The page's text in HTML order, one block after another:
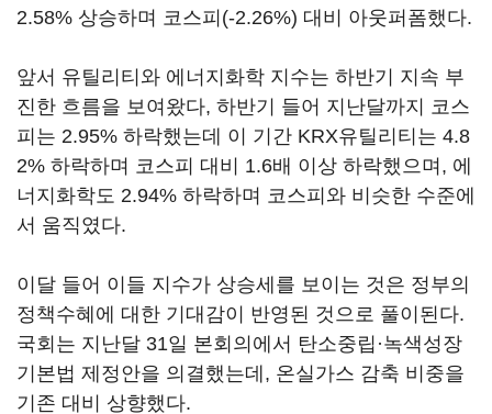
2.58% 상승하며 코스피(-2.26%) 대비 아웃퍼폼했다.
앞서 유틸리티와 에너지화학 지수는 하반기 지속 부
진한 흐름을 보여왔다, 하반기 들어 지난달까지 코스
피는 2.95% 하락했는데 이 기간 KRX유틸리티는 4.8
2% 하락하며 코스피 대비 1.6배 이상 하락했으며, 에
너지화학도 2.94% 하락하며 코스피와 비슷한 수준에
서 움직였다.
이달 들어 이들 지수가 상승세를 보이는 것은 정부의
정책수혜에 대한 기대감이 반영된 것으로 풀이된다.
국회는 지난달 31일 본회의에서 탄소중립·녹색성장
기본법 제정안을 의결했는데, 온실가스 감축 비중을
기존 대비 상향했다.